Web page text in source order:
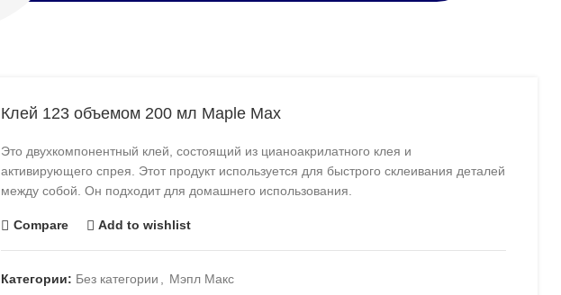
Клей 123 объемом 200 мл Maple Max
Это двухкомпонентный клей, состоящий из цианоакрилатного клея и
активирующего спрея. Этот продукт используется для быстрого склеивания деталей
между собой. Он подходит для домашнего использования.
Compare Add to wishlist
Категории: Без категории
Мэпл Макс